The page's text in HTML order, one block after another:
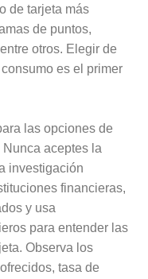
de tarjeta más
de puntos,
otros. Elegir de
es el primer
las opciones de
aceptes la
investigación
financieras,
y usa
para entender las
Observa los
tasa de